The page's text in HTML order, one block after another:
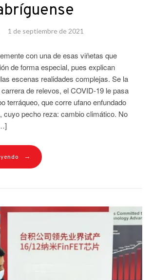
1 de septiembre de 2021
con una de esas viñetas que
de forma especial, pues explican
escenas realidades complejas. Se la
de relevos, el COVID‑19 le pasa
terráqueo, que corre ufano enfundado
cuyo pecho reza: cambio climático. No
→